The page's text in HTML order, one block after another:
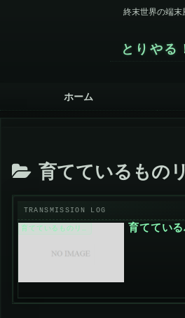
終末世界の端末
とりやる
ホーム
育てているもの
育てているものリスト 育ててい